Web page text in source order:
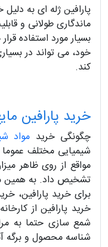
پارافین ژله ای به
ماندگاری طولانی و
بسیار مورد استفاده
خود، می تواند در
کند.
خرید پارافین
چگونگی خرید مواد
شیمیایی مختلف
مواقع از روی ظاهر
تشخیص داد. به همین
برای خرید پارافین،
خرید پارافین از
شمع سازی حتما به
شناسه محصول و برگه